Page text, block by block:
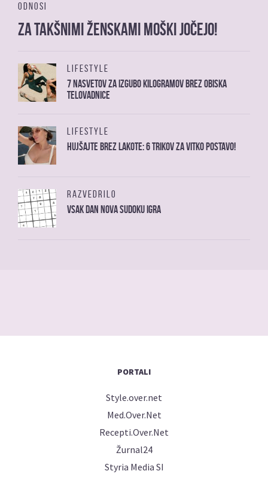
ODNOSI
Za takšnimi ženskami moški jočejo!
LIFESTYLE
7 nasvetov za izgubo kilogramov brez obiska
telovadnice
LIFESTYLE
Hujšajte brez lakote: 6 trikov za vitko postavo!
RAZVEDRILO
Vsak dan nova sudoku igra
PORTALI
Style.over.net
Med.Over.Net
Recepti.Over.Net
Žurnal24
Styria Media SI